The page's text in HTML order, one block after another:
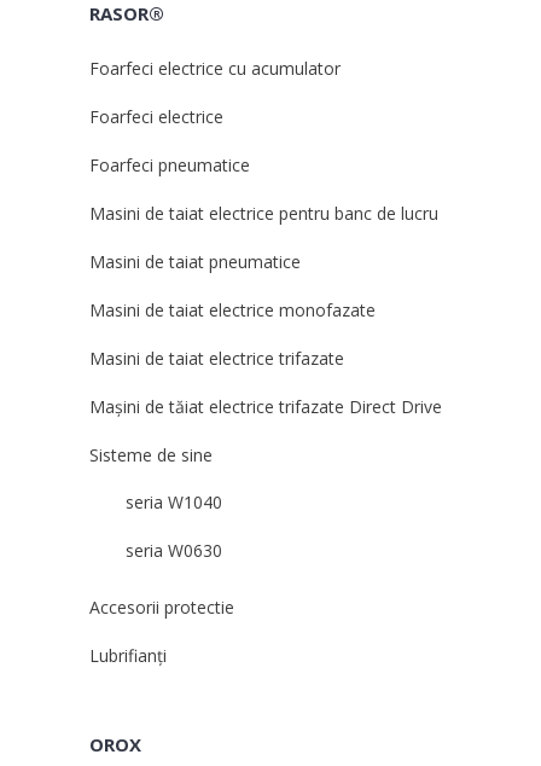
RASOR®
Foarfeci electrice cu acumulator
Foarfeci electrice
Foarfeci pneumatice
Masini de taiat electrice pentru banc de lucru
Masini de taiat pneumatice
Masini de taiat electrice monofazate
Masini de taiat electrice trifazate
Mașini de tăiat electrice trifazate Direct Drive
Sisteme de sine
seria W1040
seria W0630
Accesorii protectie
Lubrifianți
OROX